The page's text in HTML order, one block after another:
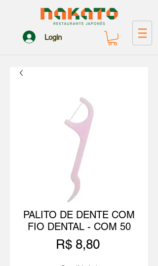
Login
PALITO DE DENTE COM
FIO DENTAL - COM 50
R$ 8,80Preço